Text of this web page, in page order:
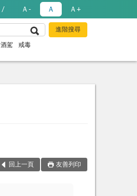
Ａ- Ａ Ａ+
酒駕 戒毒
回上一頁 友善列印